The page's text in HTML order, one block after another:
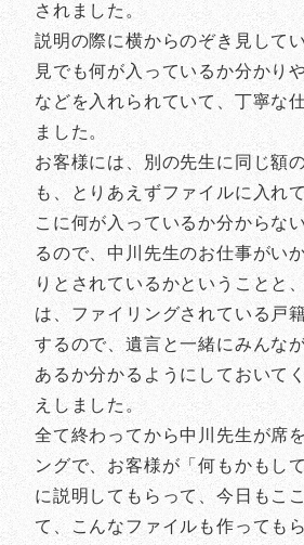
されました。
説明の際に横からのぞき見して
見でも何が入っているか分かり
などを入れられていて、丁寧な
ました。
お客様には、別の先生に同じ額
も、とりあえずファイルに入れ
こに何が入っているか分からな
るので、中川先生のお仕事がい
りとされているかということと
は、ファイリングされている戸
するので、遺言と一緒にみんな
あるか分かるようにしておいて
えしました。
全て終わってから中川先生が席
ングで、お客様が「何もかもし
に説明してもらって、今日もこ
て、こんなファイルも作っても